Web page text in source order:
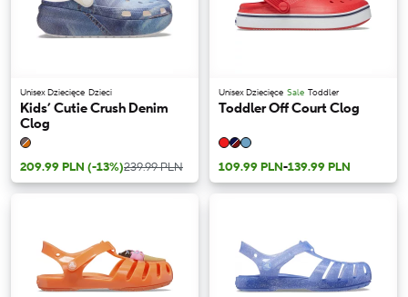
Unisex Dziecięce Dzieci
Kids’ Cutie Crush Denim
Clog
209.99 PLN (-13%)239.99 PLN
Unisex Dziecięce Sale Toddler
Toddler Off Court Clog
109.99 PLN-139.99 PLN